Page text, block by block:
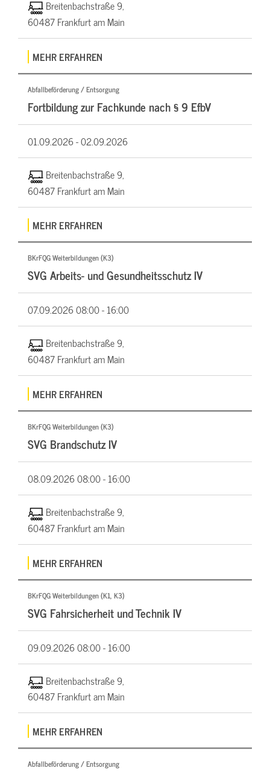
Breitenbachstraße 9,
60487 Frankfurt am Main
MEHR ERFAHREN
Abfallbeförderung / Entsorgung
Fortbildung zur Fachkunde nach § 9 EfbV
01.09.2026 -02.09.2026
Breitenbachstraße 9,
60487 Frankfurt am Main
MEHR ERFAHREN
BKrFQG Weiterbildungen (K3)
SVG Arbeits- und Gesundheitsschutz IV
07.09.202608:00 - 16:00
Breitenbachstraße 9,
60487 Frankfurt am Main
MEHR ERFAHREN
BKrFQG Weiterbildungen (K3)
SVG Brandschutz IV
08.09.202608:00 - 16:00
Breitenbachstraße 9,
60487 Frankfurt am Main
MEHR ERFAHREN
BKrFQG Weiterbildungen (K1, K3)
SVG Fahrsicherheit und Technik IV
09.09.202608:00 - 16:00
Breitenbachstraße 9,
60487 Frankfurt am Main
MEHR ERFAHREN
Abfallbeförderung / Entsorgung